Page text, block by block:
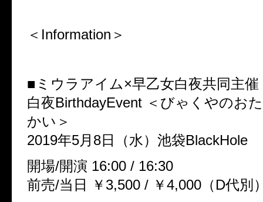
＜Information＞
■ミウラアイム×早乙女白夜共同主催
白夜BirthdayEvent ＜びゃくやのお
かい＞
2019年5月8日（水）池袋BlackHole
開場/開演 16:00 / 16:30
前売/当日 ￥3,500 / ￥4,000（D代別